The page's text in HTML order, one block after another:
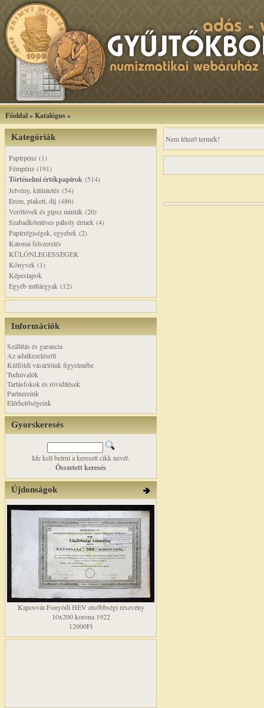
Főoldal»Katalógus»
Kategóriák
Papírpénz (1)
Fémpénz (191)
Történelmi értékpapírok (514)
Jelvény, kitüntetés (54)
Érem, plakett, díj (486)
Verőtövek és gipsz minták (20)
Szabadkőműves páholy érmek (4)
Papírrégiségek, egyebek (2)
Katonai felszerelés
KÜLÖNLEGESSÉGEK
Könyvek (1)
Képeslapok
Egyéb műtárgyak (12)
Információk
Szállítás és garancia
Az adatkezelésről
Külföldi vásárlóink figyelmébe
Tudnivalók
Tartásfokok és rövidítések
Partnereink
Elérhetőségeink
Gyorskeresés
Ide kell beírni a keresett cikk nevét.
Összetett keresés
Újdonságok
Kaposvár-Fonyódi HÉV elsőbbségi részvény
10x200 korona 1922
12000Ft
Nem létező termék!